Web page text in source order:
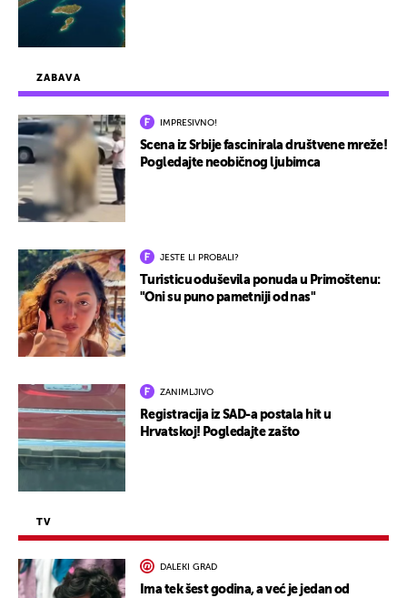
ZABAVA
IMPRESIVNO!
Scena iz Srbije fascinirala društvene mreže!
Pogledajte neobičnog ljubimca
JESTE LI PROBALI?
Turisticu oduševila ponuda u Primoštenu:
"Oni su puno pametniji od nas"
ZANIMLJIVO
Registracija iz SAD-a postala hit u
Hrvatskoj! Pogledajte zašto
TV
DALEKI GRAD
Ima tek šest godina, a već je jedan od